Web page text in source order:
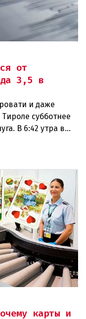
от
3,5 в
и даже
субботнее
В 6:42 утра в
карты и